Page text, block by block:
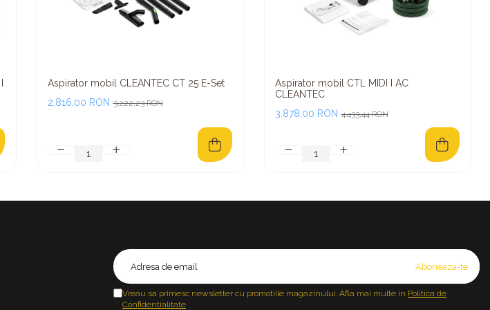
Aspirator mobil CLEANTEC CT 25 E-Set
3.222,23 RON
2.816,00 RON
Aspirator mobil CTL MIDI I AC
CLEANTEC
4.433,44 RON
3.878,00 RON
Vreau sa primesc newsletter cu promotiile magazinului. Afla mai multe in Politica de
Confidentialitate